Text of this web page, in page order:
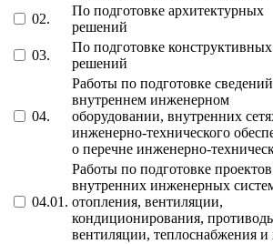
02.
По подготовке архитектурных
решений
03.
По подготовке конструктивных
решений
04.
Работы по подготовке
внутреннем инженерном
оборудовании, внутренних
инженерно-технического
о перечне инженерно-
04.01.
Работы по подготовке проектов
внутренних инженерных
отопления, вентиляции,
кондиционирования,
вентиляции, теплоснабжения и